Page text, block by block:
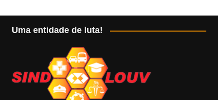
Uma entidade de luta!